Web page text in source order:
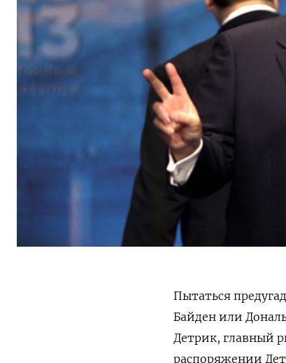
Пытаться
Байден или
Детрик, главный
распоряжении